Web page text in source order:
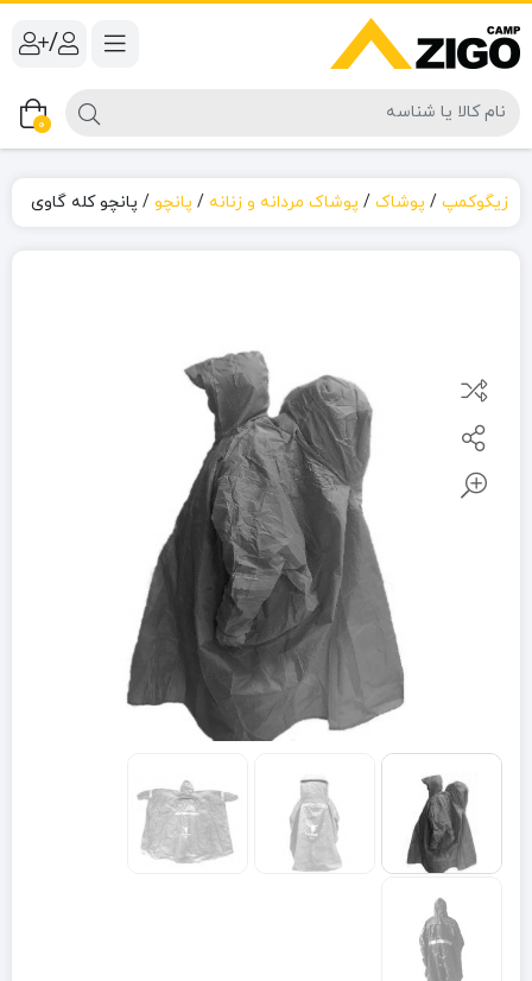
/
0
زیگوکمپ / پوشاک / پوشاک مردانه و زنانه / پانچو / پانچو کله گاوی